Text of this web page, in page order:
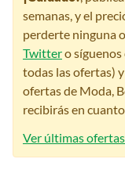
semanas, y el
perderte ninguna
Twittero síguenos
todas las ofertas) y
ofertas de Moda,
recibirás en
Ver últimas